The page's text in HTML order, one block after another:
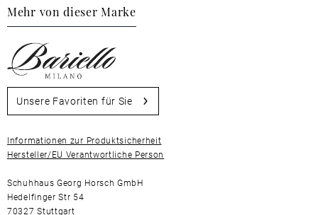
Mehr von dieser Marke
Unsere Favoriten für Sie
Informationen zur Produktsicherheit
Hersteller/EU Verantwortliche Person
Schuhhaus Georg Horsch GmbH
Hedelfinger Str 54
70327 Stuttgart